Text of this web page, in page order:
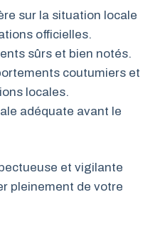
sur la situation locale
officielles.
sûrs et bien notés.
coutumiers et
locales.
adéquate avant le
et vigilante
pleinement de votre